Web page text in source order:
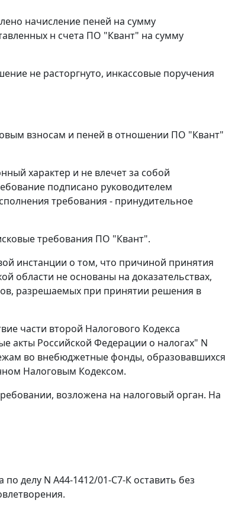
начисление пеней на сумму
н счета ПО "Квант" на сумму
не расторгнуто, инкассовые поручения
взносам и пеней в отношении ПО "Квант"
характер и не влечет за собой
подписано руководителем
требования - принудительное
требования ПО "Квант".
инстанции о том, что причиной принятия
области не основаны на доказательствах,
разрешаемых при принятии решения в
части второй Налогового Кодекса
акты Российской Федерации о налогах" N
во внебюджетные фонды, образовавшихся
Налоговым Кодексом.
возложена на налоговый орган. На
делу N А44-1412/01-С7-К оставить без